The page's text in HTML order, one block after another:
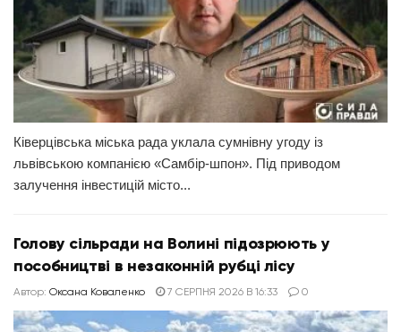
Ківерцівська міська рада уклала сумнівну угоду із
львівською компанією «Самбір-шпон». Під приводом
залучення інвестицій місто...
Голову сільради на Волині підозрюють у
пособництві в незаконній рубці лісу
Автор: Оксана Коваленко 7 СЕРПНЯ 2026 В 16:33 0